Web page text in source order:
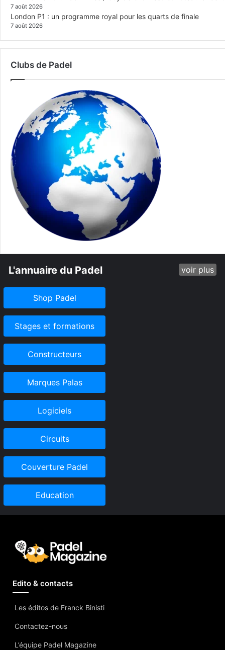
7 août 2026
London P1 : un programme royal pour les quarts de finale
7 août 2026
Clubs de Padel
L'annuaire du Padel voir plus
Shop Padel
Stages et formations
Constructeurs
Marques Palas
Logiciels
Circuits
Couverture Padel
Education
Edito & contacts
Les éditos de Franck Binisti
Contactez-nous
L’équipe Padel Magazine